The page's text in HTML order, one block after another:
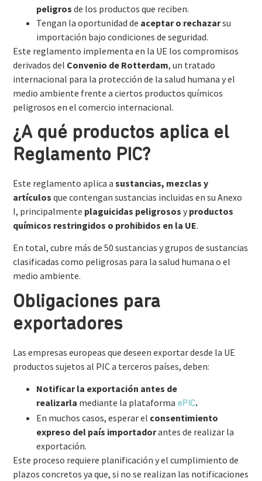
peligros de los productos que reciben.
Tengan la oportunidad de aceptar o rechazarsu
importación bajo condiciones de seguridad.
Este reglamento implementa en la UE los compromisos
derivados del Convenio de Rotterdam, un tratado
internacional para la protección de la salud humana y el
medio ambiente frente a ciertos productos químicos
peligrosos en el comercio internacional.
¿A qué productos aplica el
Reglamento PIC?
Este reglamento aplica asustancias, mezclas y
artículos que contengan sustancias incluidas en su Anexo
I, principalmente plaguicidas peligrosos y productos
químicos restringidos o prohibidos en la UE.
En total, cubre más de 50 sustancias y grupos de sustancias
clasificadas como peligrosas para la salud humana o el
medio ambiente.
Obligaciones para
exportadores
Las empresas europeas que deseen exportar desde la UE
productos sujetos al PIC a terceros países, deben:
Notificar la exportación antes de
realizarla mediante la plataforma ePIC.
En muchos casos, esperar el consentimiento
expreso del país importadorantes de realizar la
exportación.
Este proceso requiere planificación y el cumplimiento de
plazos concretos ya que, si no se realizan las notificaciones